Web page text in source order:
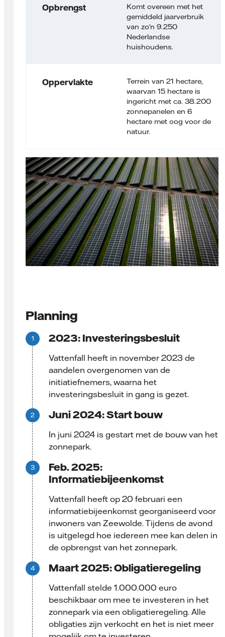
Opbrengst
Komt overeen met het
gemiddeld jaarverbruik
van zo'n 9.250
Nederlandse
huishoudens.
Opper­vlakte
Terrein van 21 hectare,
waarvan 15 hectare is
ingericht met ca. 38.200
zonne­panelen en 6
hectare met oog voor de
natuur.
Planning
2023: Investeringsbesluit
Vattenfall heeft in november 2023 de
aandelen overgenomen van de
initiatiefnemers, waarna het
investeringsbesluit in gang is gezet.
Juni 2024: Start bouw
In juni 2024 is gestart met de bouw van het
zonnepark.
Feb. 2025:
Informatiebijeenkomst
Vattenfall heeft op 20 februari een
informatiebijeenkomst georganiseerd voor
inwoners van Zeewolde. Tijdens de avond
is uitgelegd hoe iedereen mee kan delen in
de opbrengst van het zonnepark.
Maart 2025: Obligatieregeling
Vattenfall stelde 1.000.000 euro
beschikbaar om mee te investeren in het
zonnepark via een obligatieregeling. Alle
obligaties zijn verkocht en het is niet meer